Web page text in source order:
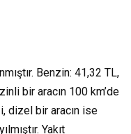
Benzin: 41,32 TL,
bir aracın 100 km’de
dizel bir aracın ise
Yakıt